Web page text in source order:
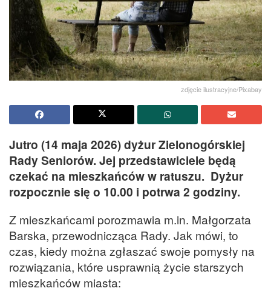
zdjęcie ilustracyjne/Pixabay
Jutro (14 maja 2026) dyżur Zielonogórskiej
Rady Seniorów. Jej przedstawiciele będą
czekać na mieszkańców w ratuszu. Dyżur
rozpocznie się o 10.00 i potrwa 2 godziny.
Z mieszkańcami porozmawia m.in. Małgorzata
Barska, przewodnicząca Rady. Jak mówi, to
czas, kiedy można zgłaszać swoje pomysły na
rozwiązania, które usprawnią życie starszych
mieszkańców miasta: